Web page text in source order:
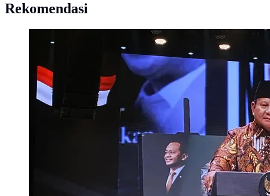
Rekomendasi